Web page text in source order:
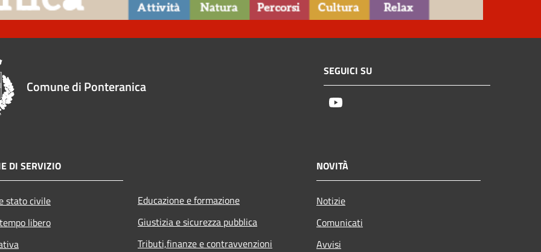
Comune di Ponteranica
SEGUICI SU
DI SERVIZIO
stato civile
libero
Educazione e formazione
Giustizia e sicurezza pubblica
Tributi,finanze e contravvenzioni
NOVITÀ
Notizie
Comunicati
Avvisi